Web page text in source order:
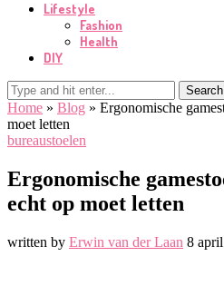
Lifestyle
Fashion
Health
DIY
Search
Home » Blog » Ergonomische
moet letten
bureaustoelen
Ergonomische
echt op moet letten
written by Erwin van der Laan 8